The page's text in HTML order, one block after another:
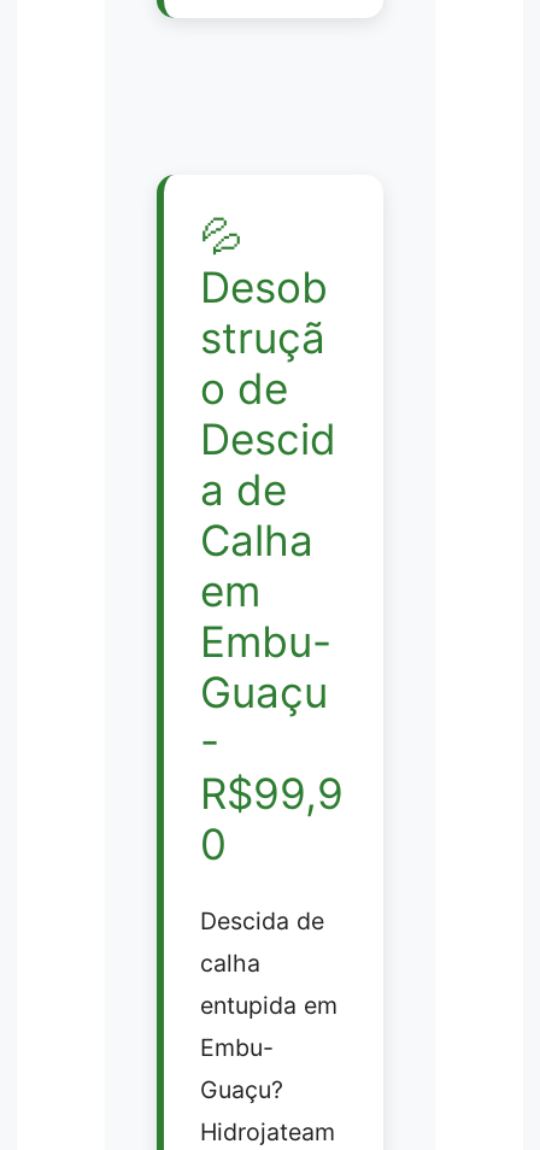
💦
Desob
struçã
o de
Descid
a de
Calha
em
Embu-
Guaçu
-
R$99,9
0
Descida de
calha
entupida em
Embu-
Guaçu?
Hidrojateam